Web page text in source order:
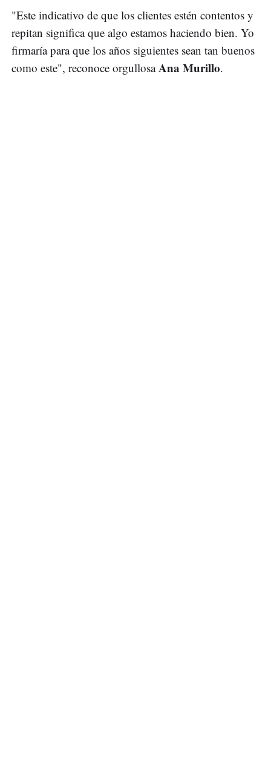
"Este indicativo de que los clientes estén contentos y
repitan significa que algo estamos haciendo bien. Yo
firmaría para que los años siguientes sean tan buenos
como este", reconoce orgullosaAna Murillo.